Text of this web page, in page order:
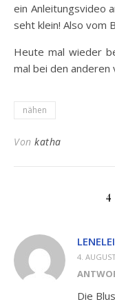
ein Anleitungsvideo
seht klein! Also vom
Heute mal wieder
mal bei den anderen
nähen
Von katha
4.
Die